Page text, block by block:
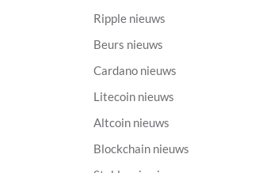
Ripple nieuws
Beurs nieuws
Cardano nieuws
Litecoin nieuws
Altcoin nieuws
Blockchain nieuws